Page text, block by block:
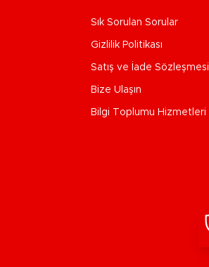
Sık Sorulan Sorular
Gizlilik Politikası
Satış ve İade Sözleşmesi
Bize Ulaşın
Bilgi Toplumu Hizmetleri